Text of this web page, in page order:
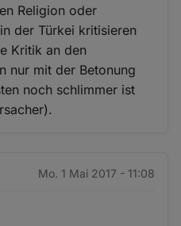
Religion oder
der Türkei kritisieren
Kritik an den
nur mit der Betonung
noch schlimmer ist
Mo. 1 Mai 2017 - 11:08